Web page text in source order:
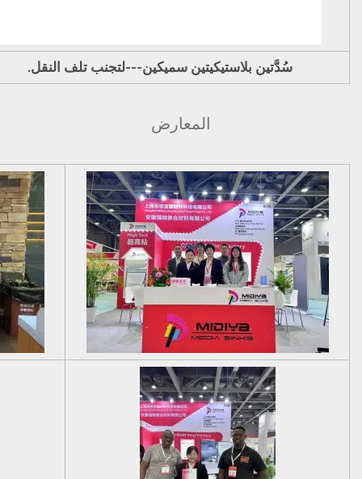
سُدَّتين بلاستيكيتين سميكين---لتجنب تلف النقل.
المعارض